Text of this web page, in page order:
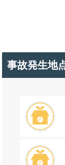
事故発生地